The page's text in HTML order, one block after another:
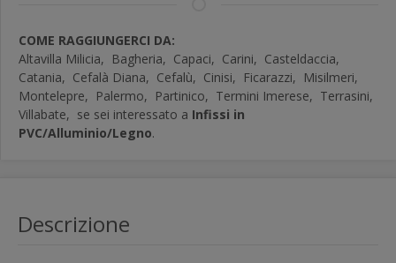
COME RAGGIUNGERCI DA:
Altavilla Milicia, Bagheria, Capaci, Carini, Casteldaccia,
Catania, Cefalà Diana, Cefalù, Cinisi, Ficarazzi, Misilmeri,
Montelepre, Palermo, Partinico, Termini Imerese, Terrasini,
Villabate, se sei interessato a Infissi in
PVC/Alluminio/Legno.
Descrizione